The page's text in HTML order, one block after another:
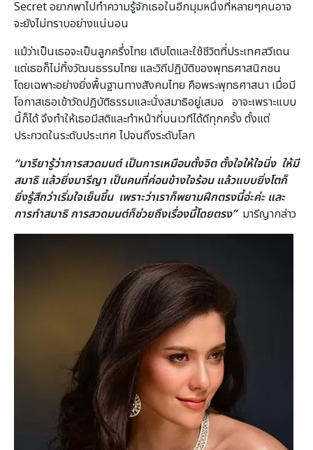
Secret อยากพาไปทำความรู้จักเธอในอีกมุมหนึ่งที่หลายๆคนอาจ
จะยังไม่ทราบอย่างแน่นอน
แม้ว่าเป็นเธอจะเป็นลูกครึ่งไทย เติบโตและใช้ชีวิตที่ประเทศสวีเดน
แต่เธอก็ไม่ทิ้งวัฒนธรรมไทย และวิถีปฏิบัติของพุทธศาสนิกชน
โดยเฉพาะอย่างยิ่งพื้นฐานทางสังคมไทย คือพระพุทธศาสนา เมื่อมี
โอกาสเธอเข้าวัดปฏิบัติธรรมและนั่งสมาธิอยู่เสมอ อาจะเพราะแบบ
นี้ก็ได้ จึงทำให้เธอมีสติและทำหน้าที่บนเวทีได้ดีทุกครั้ง ตั้งแต่
ประกวดในระดับประเทศ ไปจนถึงระดับโลก
“มารียารู้ว่าการสวดมนต์ เป็นการเหมือนตั้งจิต ตั้งใจให้ใจนิ่ง ให้มี
สมาธิ แล้วยิ่งมารีญา เป็นคนที่ค่อนข้างใจร้อน แล้วแบบยิ่งโตก็
ยิ่งรู้สึกว่าเริ่มใจเย็นขึ้น เพราะว่าเราก็พยามฝึกตรงนี้อ่ะค่ะ และ
การทำสมาธิ การสวดมนต์ก็ช่วยถึงเรื่องนี้โดยตรง” มารีญากล่าว